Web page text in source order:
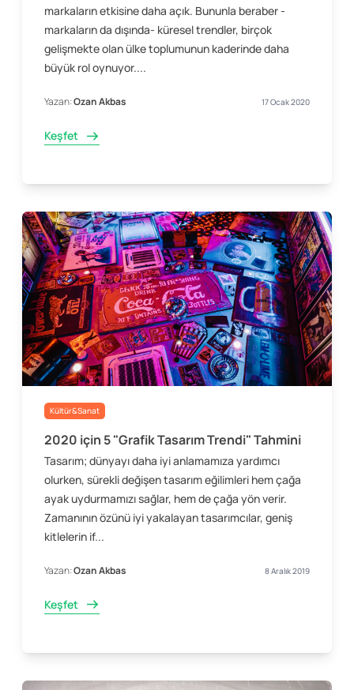
markaların etkisine daha açık. Bununla beraber -
markaların da dışında- küresel trendler, birçok
gelişmekte olan ülke toplumunun kaderinde daha
büyük rol oynuyor....
Yazan:Ozan Akbas 17 Ocak 2020
Keşfet
Kültür&Sanat
2020 için 5 "Grafik Tasarım Trendi" Tahmini
Tasarım; dünyayı daha iyi anlamamıza yardımcı
olurken, sürekli değişen tasarım eğilimleri hem çağa
ayak uydurmamızı sağlar, hem de çağa yön verir.
Zamanının özünü iyi yakalayan tasarımcılar, geniş
kitlelerin if...
Yazan:Ozan Akbas 8 Aralık 2019
Keşfet